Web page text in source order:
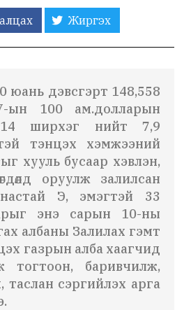
Жиргэх
дэвсгэрт 148,558
ын 100 ам.долларын
ширхэг нийт 7,9
тэнцэх хэмжээний
хууль бусаар хэвлэн,
оруулж залилсан
Э, эмэгтэй 33
энэ сарын 10-ны
албаны Залилах гэмт
газрын алба хаагчид
тогтоон, баривчилж,
таслан сэргийлэх арга